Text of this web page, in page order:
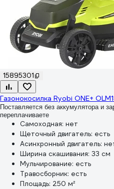
15895301
Газонокосилка Ryobi ONE+
Поставляется без аккумулятора и
переплачиваете
Самоходная: нет
Щеточный двигатель: есть
Асинхронный двигатель:
Ширина скашивания: 33 см
Мульчирование: есть
Травосборник: есть
Площадь: 250 м²